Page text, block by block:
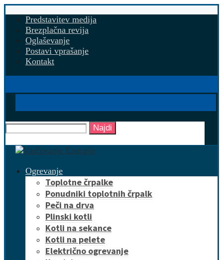
Predstavitev medija
Brezplačna revija
Oglaševanje
Postavi vprašanje
Kontakt
Najdi
Ogrevanje
Toplotne črpalke
Ponudniki toplotnih črpalk
Peči na drva
Plinski kotli
Kotli na sekance
Kotli na pelete
Električno ogrevanje